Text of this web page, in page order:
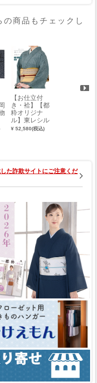
の商品もチェックし
【お仕立付
き・袷】【都
粋オリジナ
ル】東レシル
ジェリーおめ
¥ 52,580(税込)
た詐欺サイトにご注意くだ